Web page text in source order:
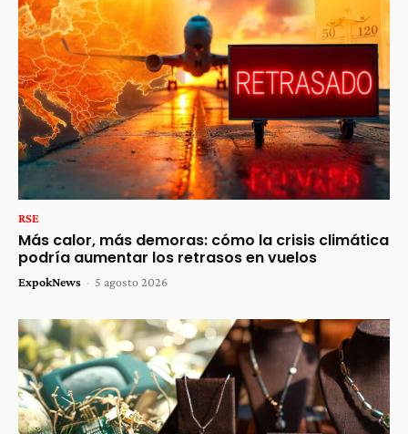
RSE
Más calor, más demoras: cómo la crisis climática
podría aumentar los retrasos en vuelos
ExpokNews - 5 agosto 2026